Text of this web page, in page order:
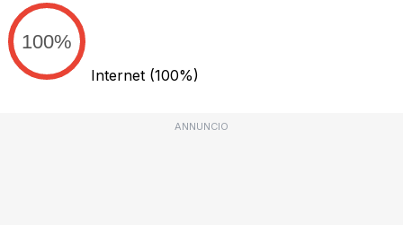
100%
Internet (100%)
ANNUNCIO